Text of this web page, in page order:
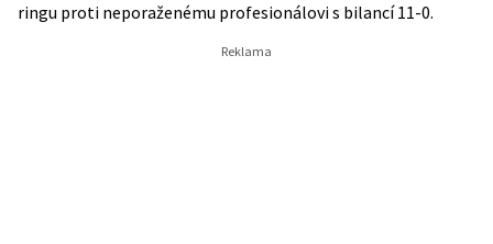
ringu proti neporaženému profesionálovi s bilancí 11-0.